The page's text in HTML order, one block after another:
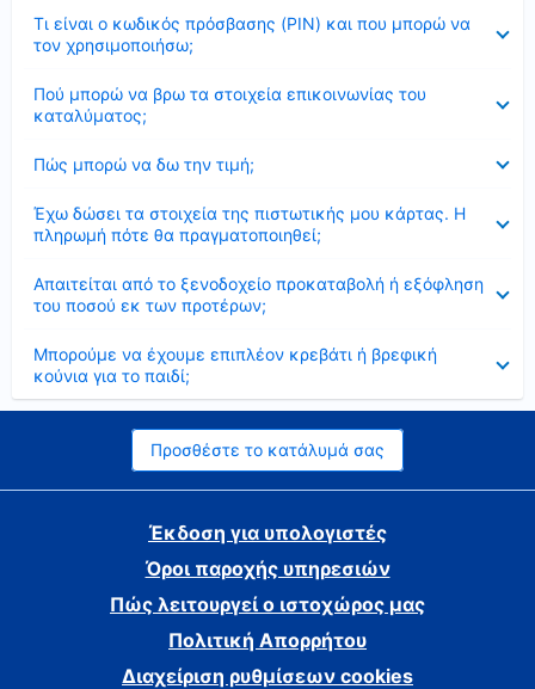
Τι είναι ο κωδικός πρόσβασης (PIN) και που μπορώ να
τον χρησιμοποιήσω;
Πού μπορώ να βρω τα στοιχεία επικοινωνίας του
καταλύματος;
Πώς μπορώ να δω την τιμή;
Έχω δώσει τα στοιχεία της πιστωτικής μου κάρτας. Η
πληρωμή πότε θα πραγματοποιηθεί;
Απαιτείται από το ξενοδοχείο προκαταβολή ή εξόφληση
του ποσού εκ των προτέρων;
Μπορούμε να έχουμε επιπλέον κρεβάτι ή βρεφική
κούνια για το παιδί;
Προσθέστε το κατάλυμά σας
Έκδοση για υπολογιστές
Όροι παροχής υπηρεσιών
Πώς λειτουργεί ο ιστοχώρος μας
Πολιτική Απορρήτου
Διαχείριση ρυθμίσεων cookies